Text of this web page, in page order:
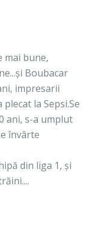
mai bune,
Boubacar
impresarii
la Sepsi.Se
ani, s-a umplut
învârte
din liga 1, și